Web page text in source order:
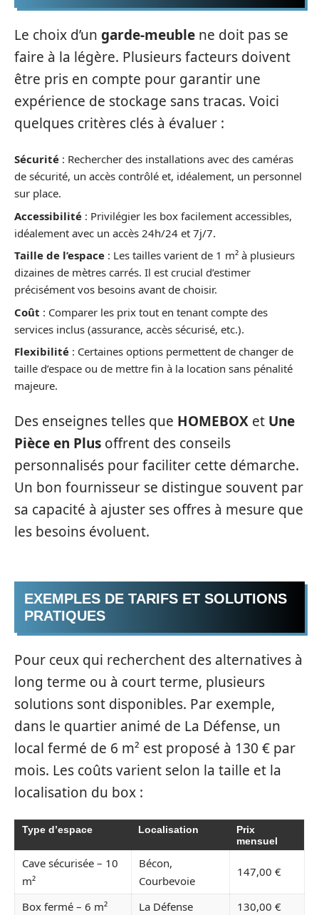
Le choix d’un garde-meuble ne doit pas se
faire à la légère. Plusieurs facteurs doivent
être pris en compte pour garantir une
expérience de stockage sans tracas. Voici
quelques critères clés à évaluer :
Sécurité : Rechercher des installations avec des caméras
de sécurité, un accès contrôlé et, idéalement, un personnel
sur place.
Accessibilité : Privilégier les box facilement accessibles,
idéalement avec un accès 24h/24 et 7j/7.
Taille de l’espace : Les tailles varient de 1 m² à plusieurs
dizaines de mètres carrés. Il est crucial d’estimer
précisément vos besoins avant de choisir.
Coût : Comparer les prix tout en tenant compte des
services inclus (assurance, accès sécurisé, etc.).
Flexibilité : Certaines options permettent de changer de
taille d’espace ou de mettre fin à la location sans pénalité
majeure.
Des enseignes telles que HOMEBOX et Une
Pièce en Plus offrent des conseils
personnalisés pour faciliter cette démarche.
Un bon fournisseur se distingue souvent par
sa capacité à ajuster ses offres à mesure que
les besoins évoluent.
EXEMPLES DE TARIFS ET SOLUTIONS
PRATIQUES
Pour ceux qui recherchent des alternatives à
long terme ou à court terme, plusieurs
solutions sont disponibles. Par exemple,
dans le quartier animé de La Défense, un
local fermé de 6 m² est proposé à 130 € par
mois. Les coûts varient selon la taille et la
localisation du box :
Type d’espace Localisation
Prix
mensuel
Cave sécurisée – 10
m²
Bécon,
Courbevoie
147,00 €
Box fermé – 6 m² La Défense 130,00 €